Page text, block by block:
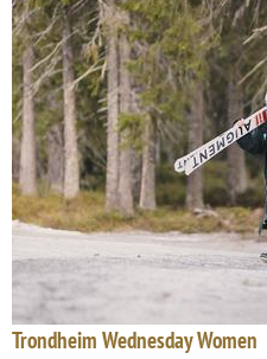
Trondheim Wednesday Women